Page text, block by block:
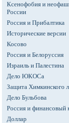
Ксенофобия и
России
Россия и Прибалтика
Исторические версии
Косово
Россия и Белоруссия
Израиль и Палестина
Дело ЮКОСа
Защита Химкинского
Дело Бульбова
Россия и финансовый
Доллар